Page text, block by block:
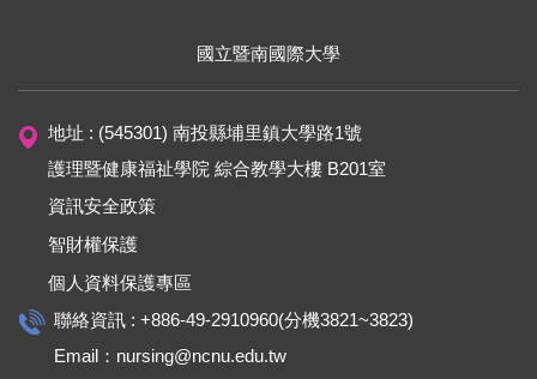
國立暨南國際大學
地址 : (545301) 南投縣埔里鎮大學路1號
護理暨健康福祉學院 綜合教學大樓 B201室
資訊安全政策
智財權保護
個人資料保護專區
聯絡資訊 : +886-49-2910960(分機3821~3823)
Email： nursing@ncnu.edu.tw